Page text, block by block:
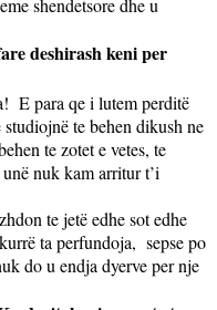
shendetsore dhe u
deshirash keni per
E para qe i lutem perditë
studiojnë te behen dikush ne
te zotet e vetes, te
nuk kam arritur t’i
te jetë edhe sot edhe
ta perfundoja, sepse po
do u endja dyerve per nje